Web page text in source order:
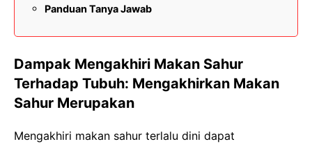
Panduan Tanya Jawab
Dampak Mengakhiri Makan Sahur
Terhadap Tubuh: Mengakhirkan Makan
Sahur Merupakan
Mengakhiri makan sahur terlalu dini dapat